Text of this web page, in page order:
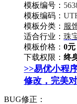
模板编号：
模板编码：
模板分类： 服
适合行业： 珠
模板价格： 0元
下载权限： 终
>>易优小程
修改，完美
BUG修正：